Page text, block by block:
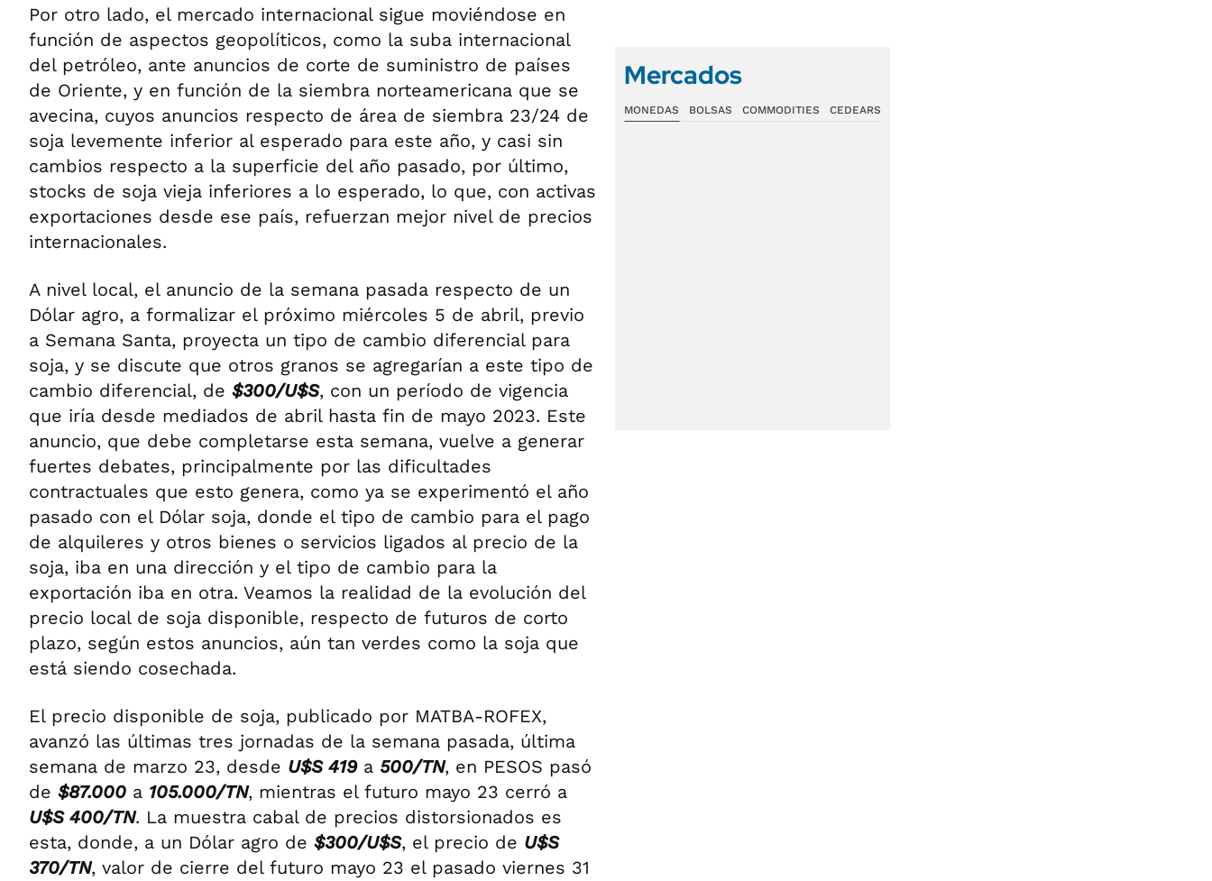
Por otro lado, el mercado internacional sigue moviéndose en
función de aspectos geopolíticos, como la suba internacional
del petróleo, ante anuncios de corte de suministro de países
de Oriente, y en función de la siembra norteamericana que se
avecina, cuyos anuncios respecto de área de siembra 23/24 de
soja levemente inferior al esperado para este año, y casi sin
cambios respecto a la superficie del año pasado, por último,
stocks de soja vieja inferiores a lo esperado, lo que, con activas
exportaciones desde ese país, refuerzan mejor nivel de precios
internacionales.
A nivel local, el anuncio de la semana pasada respecto de un
Dólar agro, a formalizar el próximo miércoles 5 de abril, previo
a Semana Santa, proyecta un tipo de cambio diferencial para
soja, y se discute que otros granos se agregarían a este tipo de
cambio diferencial, de $300/U$S, con un período de vigencia
que iría desde mediados de abril hasta fin de mayo 2023. Este
anuncio, que debe completarse esta semana, vuelve a generar
fuertes debates, principalmente por las dificultades
contractuales que esto genera, como ya se experimentó el año
pasado con el Dólar soja, donde el tipo de cambio para el pago
de alquileres y otros bienes o servicios ligados al precio de la
soja, iba en una dirección y el tipo de cambio para la
exportación iba en otra. Veamos la realidad de la evolución del
precio local de soja disponible, respecto de futuros de corto
plazo, según estos anuncios, aún tan verdes como la soja que
está siendo cosechada.
El precio disponible de soja, publicado por MATBA-ROFEX,
avanzó las últimas tres jornadas de la semana pasada, última
semana de marzo 23, desde U$S 419a 500/TN, en PESOS pasó
de $87.000 a 105.000/TN, mientras el futuro mayo 23 cerró a
U$S 400/TN. La muestra cabal de precios distorsionados es
esta, donde, a un Dólar agro de $300/U$S, el precio de U$S
370/TN, valor de cierre del futuro mayo 23 el pasado viernes 31
Mercados
MONEDAS BOLSAS COMMODITIES CEDEARS